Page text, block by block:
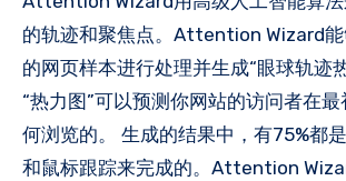
的轨迹和聚焦点。Attention Wizard
的网页样本进行处理并生成“眼球轨迹
“热力图”可以预测你网站的访问者在
何浏览的。 生成的结果中，有75%都
和鼠标跟踪来完成的。Attention